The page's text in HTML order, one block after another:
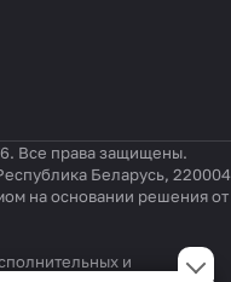
Все права защищены.
Беларусь, 220004
на основании решения от
и